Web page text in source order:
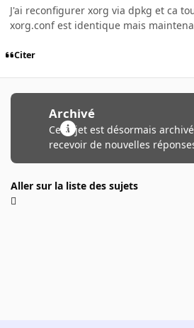
J'ai reconfigurer xorg via dpkg et ca
xorg.conf est identique mais
Citer
Archivé
Ce sujet est désormais
recevoir de nouvelles
Aller sur la liste des sujets